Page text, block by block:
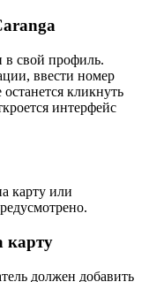
в свой профиль.
ввести номер
кликнуть
интерфейс
карту или
карту
должен добавить